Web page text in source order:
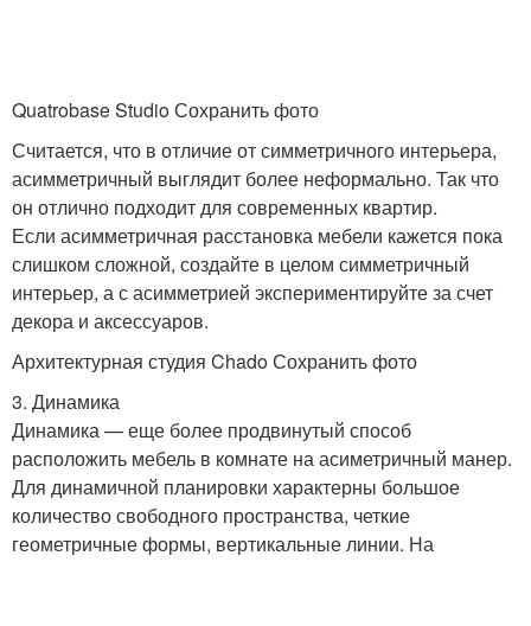
Quatrobase Studio Сохранить фото
Считается, что в отличие от симметричного интерьера,
асимметричный выглядит более неформально. Так что
он отлично подходит для современных квартир.
Если асимметричная расстановка мебели кажется пока
слишком сложной, создайте в целом симметричный
интерьер, а с асимметрией экспериментируйте за счет
декора и аксессуаров.
Архитектурная студия Chado Сохранить фото
3. Динамика
Динамика — еще более продвинутый способ
расположить мебель в комнате на асиметричный манер.
Для динамичной планировки характерны большое
количество свободного пространства, четкие
геометричные формы, вертикальные линии. На